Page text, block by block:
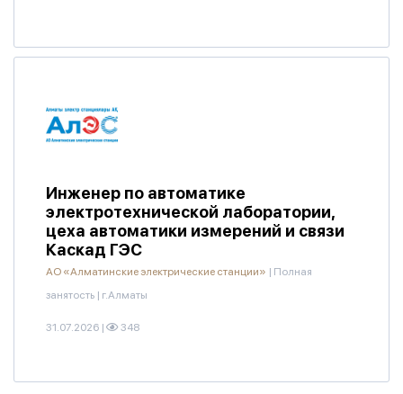
Инженер по автоматике
электротехнической лаборатории,
цеха автоматики измерений и связи
Каскад ГЭС
АО «Алматинские электрические станции» | Полная
занятость | г.Алматы
31.07.2026 | 348